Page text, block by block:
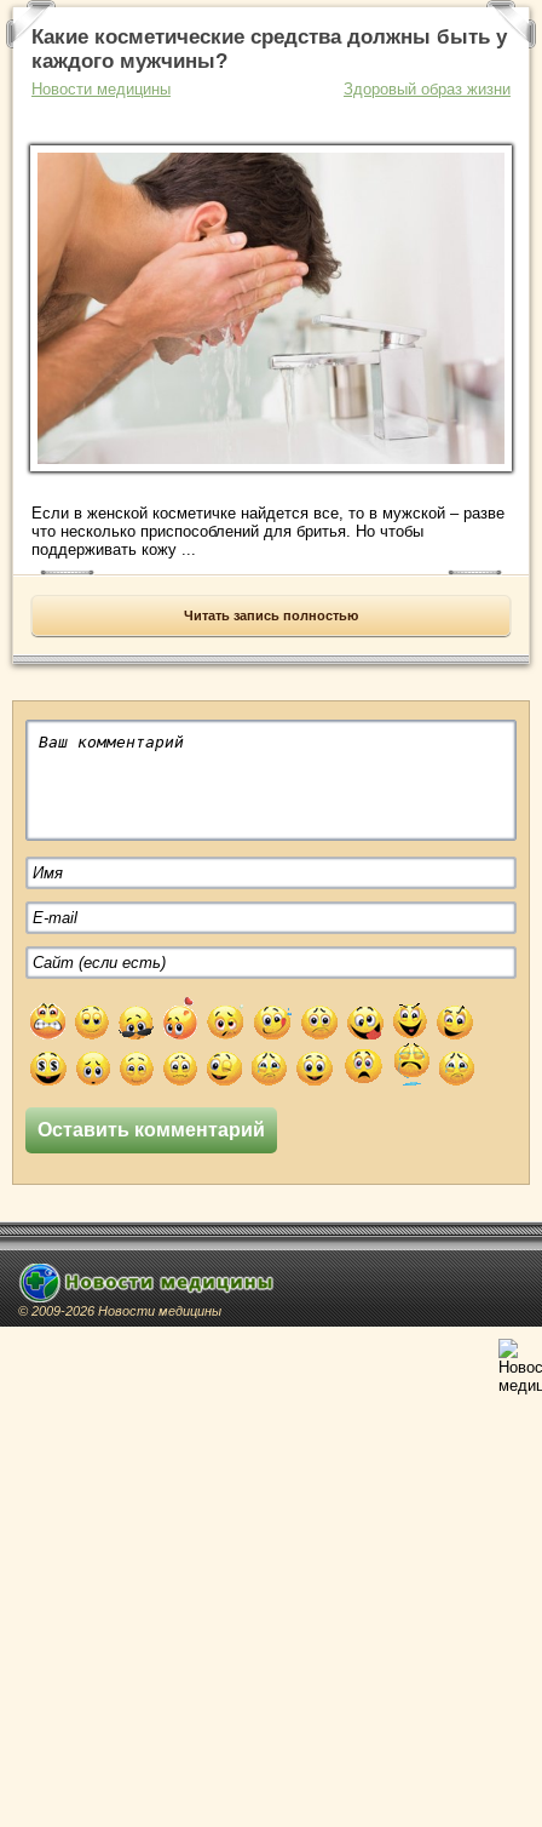
Какие косметические средства должны быть у
каждого мужчины?
Новости медицины Здоровый образ жизни
Если в женской косметичке найдется все, то в мужской – разве
что несколько приспособлений для бритья. Но чтобы
поддерживать кожу ...
Читать запись полностью
© 2009-2026 Новости медицины